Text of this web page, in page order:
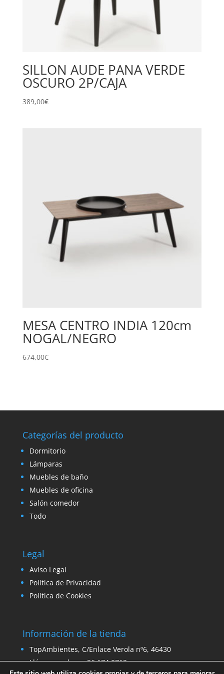
SILLON AUDE PANA VERDE
OSCURO 2P/CAJA
389,00€
MESA CENTRO INDIA 120cm
NOGAL/NEGRO
674,00€
Categorías del producto
Dormitorio
Lámparas
Muebles de baño
Muebles de oficina
Salón comedor
Todo
Legal
Aviso Legal
Política de Privacidad
Política de Cookies
Información de la tienda
TopAmbientes, C/Enlace Verola nº6, 46430
Llámanos ahora: 96 174 0712